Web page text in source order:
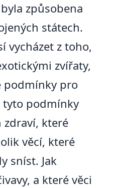
způsobena
státech.
vycházet z toho,
zvířaty,
podmínky pro
tyto podmínky
zdraví, které
věcí, které
sníst. Jak
a které věci